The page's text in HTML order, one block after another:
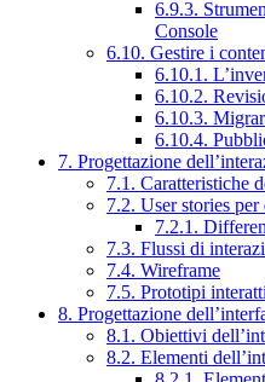
6.9.3.
Console
6.10. Gestire i
6.10.1.
6.10.2.
6.10.3.
6.10.4.
7. Progettazione
7.1. Caratteristiche
7.2. User stories
7.2.1.
7.3. Flussi di
7.4. Wireframe
7.5. Prototipi
8. Progettazione
8.1. Obiettivi
8.2. Elementi